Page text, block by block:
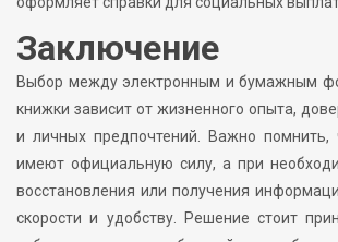
Заключение
Выбор между электронным и бумажным
книжки зависит от жизненного опыта,
и личных предпочтений. Важно помнить,
имеют официальную силу, а при
восстановления или получения
скорости и удобству. Решение стоит